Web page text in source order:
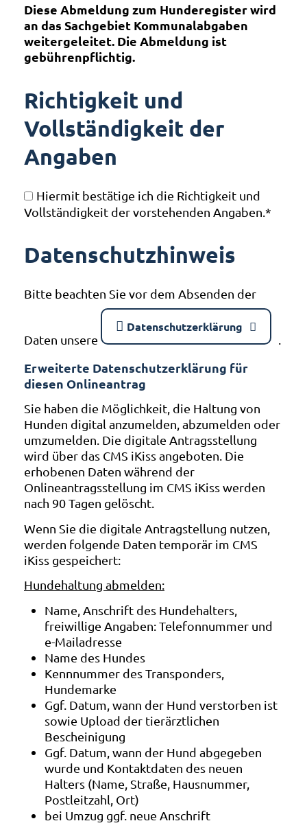
Diese Abmeldung zum Hunderegister wird
an das Sachgebiet Kommunalabgaben
weitergeleitet. Die Abmeldung ist
gebührenpflichtig.
Richtigkeit und
Vollständigkeit der
Angaben
Hiermit bestätige ich die Richtigkeit und
Vollständigkeit der vorstehenden Angaben. *
Datenschutzhinweis
Bitte beachten Sie vor dem Absenden der
Daten unsere
Datenschutzerklärung
Erweiterte Datenschutzerklärung für
diesen Onlineantrag
Sie haben die Möglichkeit, die Haltung von
Hunden digital anzumelden, abzumelden oder
umzumelden. Die digitale Antragsstellung
wird über das CMS iKiss angeboten. Die
erhobenen Daten während der
Onlineantragsstellung im CMS iKiss werden
nach 90 Tagen gelöscht.
Wenn Sie die digitale Antragstellung nutzen,
werden folgende Daten temporär im CMS
iKiss gespeichert:
Hundehaltung abmelden:
Name, Anschrift des Hundehalters,
freiwillige Angaben: Telefonnummer und
e-Mailadresse
Name des Hundes
Kennnummer des Transponders,
Hundemarke
Ggf. Datum, wann der Hund verstorben ist
sowie Upload der tierärztlichen
Bescheinigung
Ggf. Datum, wann der Hund abgegeben
wurde und Kontaktdaten des neuen
Halters (Name, Straße, Hausnummer,
Postleitzahl, Ort)
bei Umzug ggf. neue Anschrift